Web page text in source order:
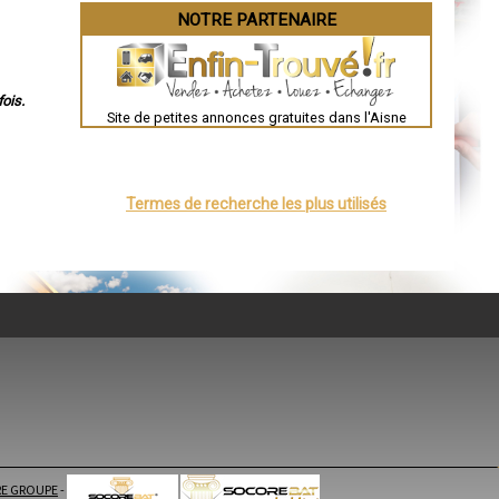
NOTRE PARTENAIRE
Site de petites annonces gratuites dans l'Aisne
Termes de recherche les plus utilisés
GROUPE-